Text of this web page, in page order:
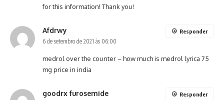
for this information! Thank you!
Afdrwy
6 de setembro de 2021 às 06:00
medrol over the counter –how much is medrol lyrica 75
mg price in india
Responder
goodrx furosemide Responder